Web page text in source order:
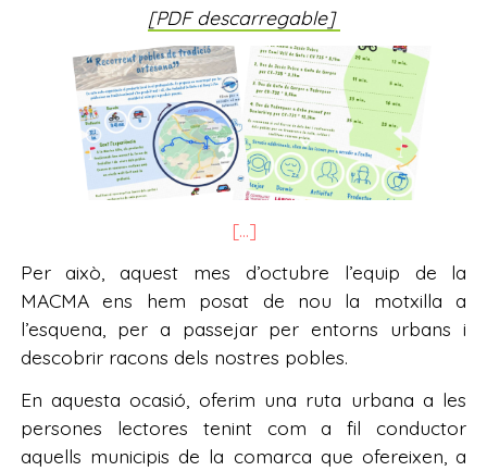
[PDF descarregable]
[...]
Per això, aquest mes d’octubre l’equip de la
MACMA ens hem posat de nou la motxilla a
l’esquena, per a passejar per entorns urbans i
descobrir racons dels nostres pobles.
En aquesta ocasió, oferim una ruta urbana a les
persones lectores tenint com a fil conductor
aquells municipis de la comarca que ofereixen, a